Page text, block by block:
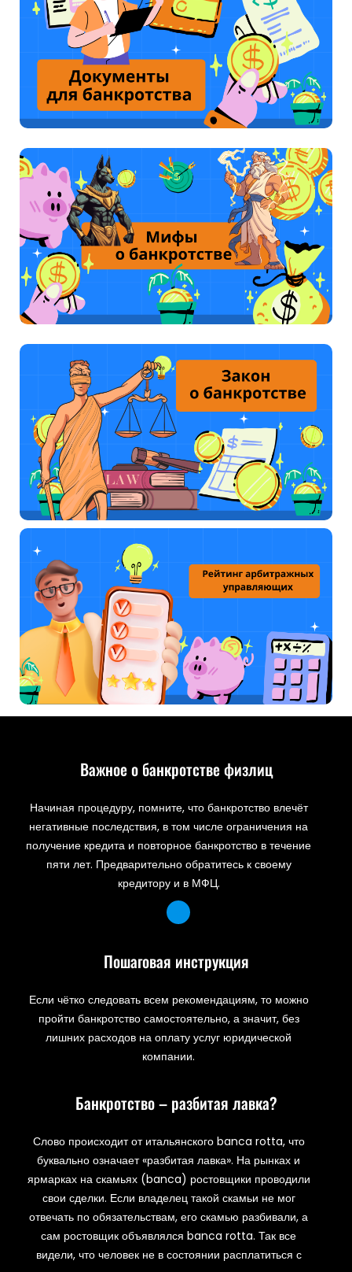
Важное о банкротстве физлиц
Начиная процедуру, помните, что банкротство влечёт
негативные последствия, в том числе ограничения на
получение кредита и повторное банкротство в течение
пяти лет. Предварительно обратитесь к своему
кредитору и в МФЦ.
Пошаговая инструкция
Если чётко следовать всем рекомендациям, то можно
пройти банкротство самостоятельно, а значит, без
лишних расходов на оплату услуг юридической
компании.
Банкротство – разбитая лавка?
Слово происходит от итальянского banca rotta, что
буквально означает «разбитая лавка». На рынках и
ярмарках на скамьях (banca) ростовщики проводили
свои сделки. Если владелец такой скамьи не мог
отвечать по обязательствам, его скамью разбивали, а
сам ростовщик объявлялся banca rotta. Так все
видели, что человек не в состоянии расплатиться с